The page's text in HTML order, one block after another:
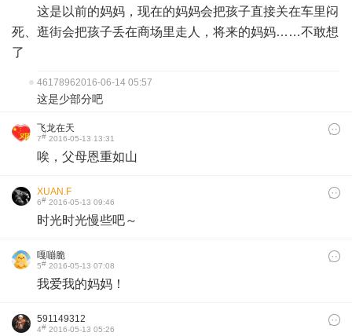
这是以前的妈妈，现在的妈妈会把孩子直接关在车里闷
死、逛街会把孩子丢在商场里走人，将来的妈妈……不敢想
了
46178962016-06-14 05:57
这是少部分吧
飞龙在天
7# 2016-05-13 13:31
唉，父母恩重如山
XUAN.F
6# 2016-05-13 09:46
时光时光慢些吧～
嘎嘣脆
5# 2016-05-13 07:08
我爱我的妈妈！
591149312
4# 2016-05-13 05:26